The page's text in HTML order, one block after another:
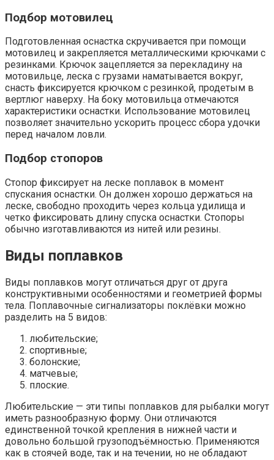
Подбор мотовилец
Подготовленная оснастка скручивается при помощи
мотовилец и закрепляется металлическими крючками с
резинками. Крючок зацепляется за перекладину на
мотовильце, леска с грузами наматывается вокруг,
снасть фиксируется крючком с резинкой, продетым в
вертлюг наверху. На боку мотовильца отмечаются
характеристики оснастки. Использование мотовилец
позволяет значительно ускорить процесс сбора удочки
перед началом ловли.
Подбор стопоров
Стопор фиксирует на леске поплавок в момент
спускания оснастки. Он должен хорошо держаться на
леске, свободно проходить через кольца удилища и
четко фиксировать длину спуска оснастки. Стопоры
обычно изготавливаются из нитей или резины.
Виды поплавков
Виды поплавков могут отличаться друг от друга
конструктивными особенностями и геометрией формы
тела. Поплавочные сигнализаторы поклёвки можно
разделить на 5 видов:
любительские;
спортивные;
болонские;
матчевые;
плоские.
Любительские — эти типы поплавков для рыбалки могут
иметь разнообразную форму. Они отличаются
единственной точкой крепления в нижней части и
довольно большой грузоподъёмностью. Применяются
как в стоячей воде, так и на течении, но не обладают